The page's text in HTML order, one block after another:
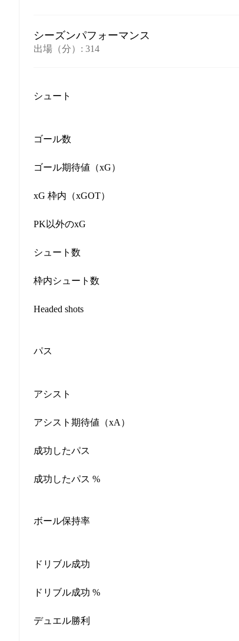
シーズンパフォーマンス
出場（分） : 314
シュート
ゴール数
ゴール期待値（xG）
xG 枠内（xGOT）
PK以外のxG
シュート数
枠内シュート数
Headed shots
パス
アシスト
アシスト期待値（xA）
成功したパス
成功したパス %
ボール保持率
ドリブル成功
ドリブル成功 %
デュエル勝利